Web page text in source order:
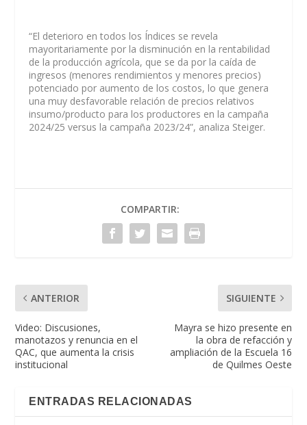
“El deterioro en todos los Índices se revela
mayoritariamente por la disminución en la rentabilidad
de la producción agrícola, que se da por la caída de
ingresos (menores rendimientos y menores precios)
potenciado por aumento de los costos, lo que genera
una muy desfavorable relación de precios relativos
insumo/producto para los productores en la campaña
2024/25 versus la campaña 2023/24”, analiza Steiger.
COMPARTIR:
ANTERIOR
Video: Discusiones,
manotazos y renuncia en el
QAC, que aumenta la crisis
institucional
SIGUIENTE
Mayra se hizo presente en
la obra de refacción y
ampliación de la Escuela 16
de Quilmes Oeste
ENTRADAS RELACIONADAS